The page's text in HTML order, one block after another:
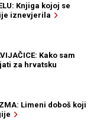
Knjiga kojoj se
iznevjerila
Kako sam
za hrvatsku
Limeni doboš koji